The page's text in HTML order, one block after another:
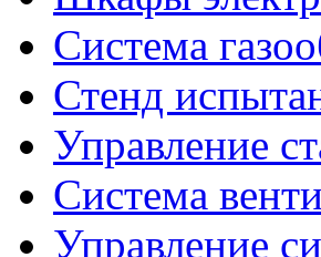
Система
Стенд
Управление
Система
Управление